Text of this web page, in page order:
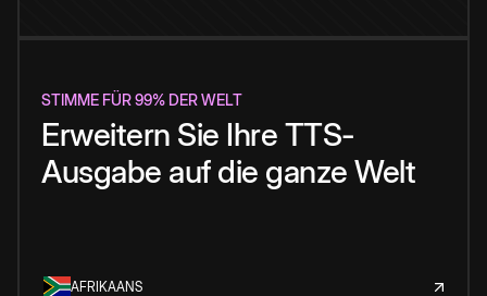
STIMME FÜR 99% DER WELT
Erweitern Sie Ihre TTS-
Ausgabe auf die ganze Welt
AFRIKAANS